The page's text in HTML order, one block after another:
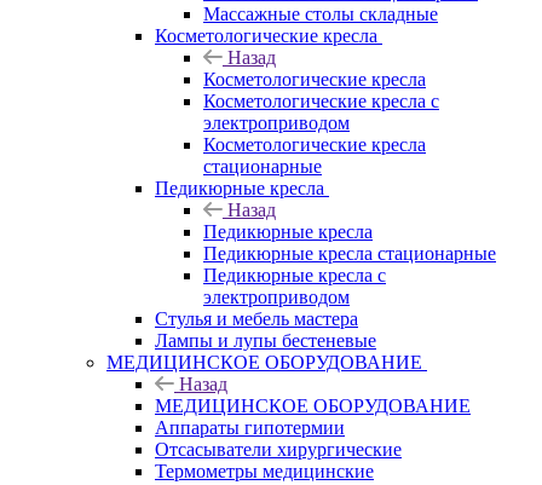
Массажные столы складные
Косметологические кресла
Назад
Косметологические кресла
Косметологические кресла с
электроприводом
Косметологические кресла
стационарные
Педикюрные кресла
Назад
Педикюрные кресла
Педикюрные кресла стационарные
Педикюрные кресла с
электроприводом
Стулья и мебель мастера
Лампы и лупы бестеневые
МЕДИЦИНСКОЕ ОБОРУДОВАНИЕ
Назад
МЕДИЦИНСКОЕ ОБОРУДОВАНИЕ
Аппараты гипотермии
Отсасыватели хирургические
Термометры медицинские